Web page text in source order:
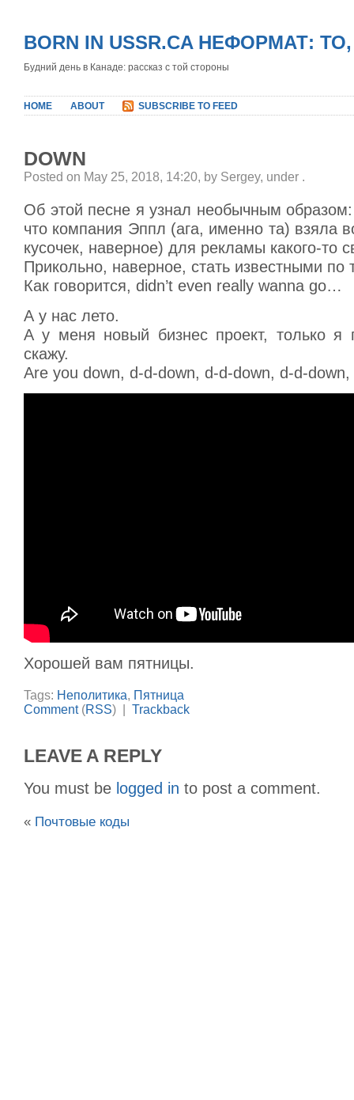
BORN IN USSR.CA НЕФОРМАТ:
Будний день в Канаде: рассказ с той стороны
HOME ABOUT SUBSCRIBE TO FEED
DOWN
Posted on May 25, 2018, 14:20, by Sergey, under .
Об этой песне я узнал необычным
что компания Эппл (ага, именно та) взяла
кусочек, наверное) для рекламы какого-то
Прикольно, наверное, стать известными по
Как говорится, didn’t even really wanna go…
А у нас лето.
А у меня новый бизнес проект, только я
скажу.
Are you down, d-d-down, d-d-down, d-d-
Хорошей вам пятницы.
Tags: Неполитика, Пятница
Comment(RSS) | Trackback
LEAVE A REPLY
You must be logged in to post a comment.
« Почтовые коды